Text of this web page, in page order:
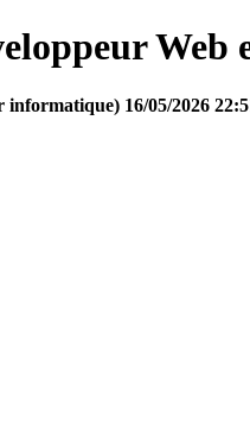
informatique) 16/05/2026